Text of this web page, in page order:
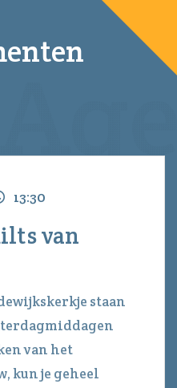
13:30
van
staan
van het
kun je geheel